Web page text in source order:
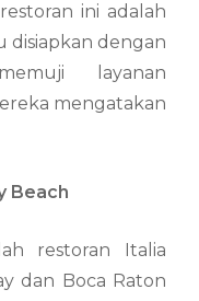
ini adalah
disiapkan dengan
layanan
mengatakan
Beach
restoran Italia
dan Boca Raton